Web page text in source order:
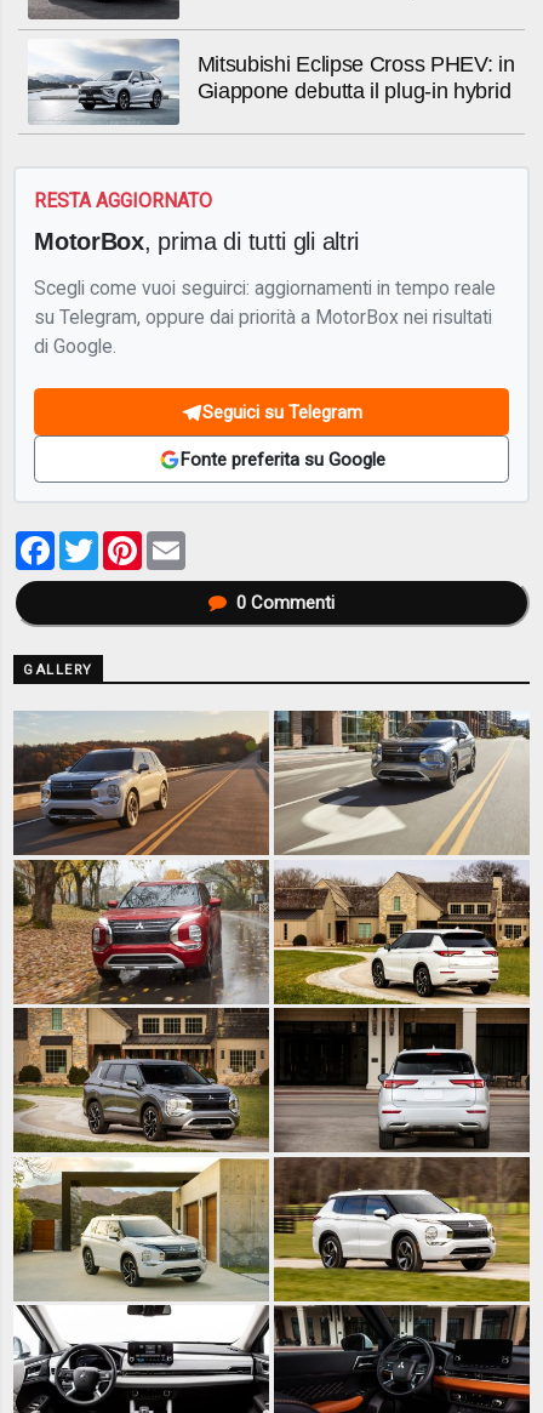
Mitsubishi Eclipse Cross PHEV: in
Giappone debutta il plug-in hybrid
RESTA AGGIORNATO
MotorBox, prima di tutti gli altri
Scegli come vuoi seguirci: aggiornamenti in tempo reale
su Telegram, oppure dai priorità a MotorBox nei risultati
di Google.
Seguici su Telegram
Fonte preferita su Google
Facebook
TwitterPinterest
0Commenti
GALLERY